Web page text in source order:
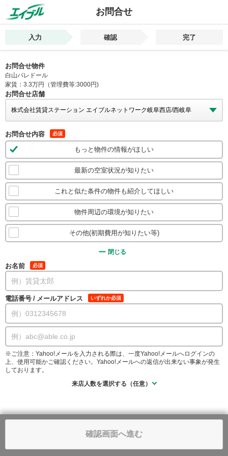
お問合せ
入力 確認 完了
お問合せ物件
白山パレドール
家賃：3.3万円（管理費等:3000円)
お問合せ店舗
お問合せ内容 必須
もっと物件の情報がほしい
最新の空室状況が知りたい
これと似た条件の物件も紹介してほしい
物件周辺の環境が知りたい
その他(初期費用が知りたい等)
閉じる
お名前 必須
電話番号 / メールアドレス いずれか必須
※ご注意：Yahoo!メールを入力される際は、一度Yahoo!メールへログインの
上、使用可能かご確認ください。Yahoo!メールへの返信が出来ない事象が発生
しております。
来店人数を選択する（任意）
確認画面へ進む